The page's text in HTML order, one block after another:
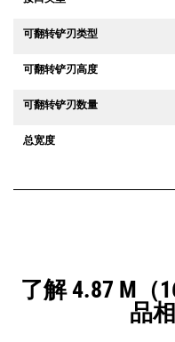
可翻转铲刃类型
可翻转铲刃高度
可翻转铲刃数量
总宽度
了解 4.87 M（
品